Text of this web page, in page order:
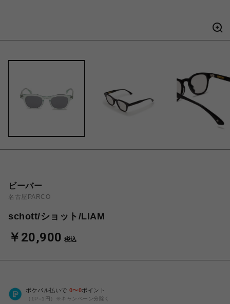
ビーバー
名古屋PARCO
schott/ショット/LIAM
￥20,900 税込
ポケパル払いで 0〜0ポイント
（1P=1円）※キャンペーン分除く